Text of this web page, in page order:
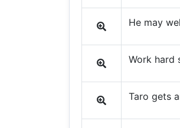
He may
Work hard
Taro gets